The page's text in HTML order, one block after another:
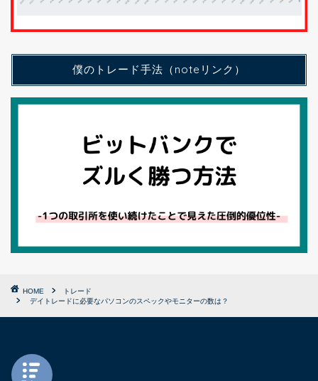
僕のトレード手法（noteリンク）
HOME
トレード
デイトレードに必要なパソコンのスペックやモニターの数は？